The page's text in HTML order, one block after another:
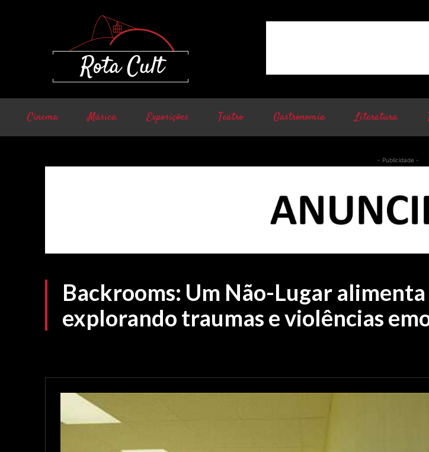
Cinema Música Exposições Teatro Gastronomia Literatura
- Publicidade -
Backrooms: Um Não-Lugar
explorando traumas e violências